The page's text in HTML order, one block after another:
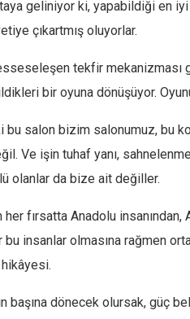
geliniyor ki, yapabildiği en
çıkartmış oluyorlar.
tekfir mekanizması
bir oyuna dönüşüyor.
bu salon bizim salonumuz, bu
Ve işin tuhaf yanı,
olanlar da bize ait değiller.
her fırsatta Anadolu
insanlar olmasına rağmen
başına dönecek olursak, güç